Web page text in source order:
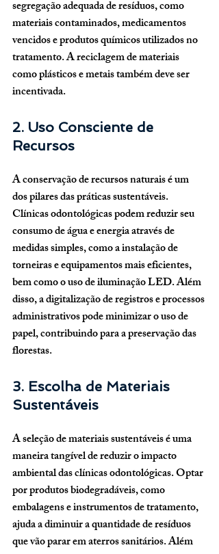
segregação adequada de resíduos, como
materiais contaminados, medicamentos
vencidos e produtos químicos utilizados no
tratamento. A reciclagem de materiais
como plásticos e metais também deve ser
incentivada.
2. Uso Consciente de
Recursos
A conservação de recursos naturais é um
dos pilares das práticas sustentáveis.
Clínicas odontológicas podem reduzir seu
consumo de água e energia através de
medidas simples, como a instalação de
torneiras e equipamentos mais eficientes,
bem como o uso de iluminação LED. Além
disso, a digitalização de registros e processos
administrativos pode minimizar o uso de
papel, contribuindo para a preservação das
florestas.
3. Escolha de Materiais
Sustentáveis
A seleção de materiais sustentáveis é uma
maneira tangível de reduzir o impacto
ambiental das clínicas odontológicas. Optar
por produtos biodegradáveis, como
embalagens e instrumentos de tratamento,
ajuda a diminuir a quantidade de resíduos
que vão parar em aterros sanitários. Além